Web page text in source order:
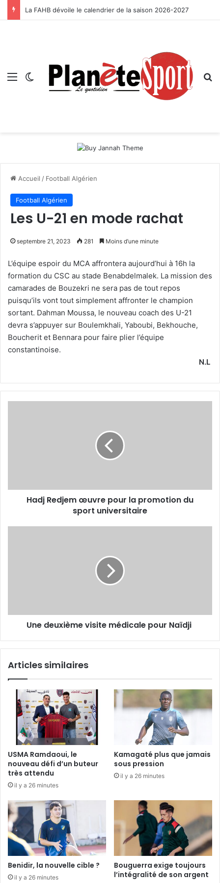
La FAHB dévoile le calendrier de la saison 2026-2027
Menu Switch skin
Accueil / Football Algérien
Football Algérien
Les U-21 en mode rachat
septembre 21, 2023 281 Moins d’une minute
L’équipe espoir du MCA affrontera aujourd’hui à 16h la
formation du CSC au stade Benabdelmalek. La mission des
camarades de Bouzekri ne sera pas de tout repos
puisqu’ils vont tout simplement affronter le champion
sortant. Dahman Moussa, le nouveau coach des U-21
devra s’appuyer sur Boulemkhali, Yaboubi, Bekhouche,
Boucherit et Bennara pour faire plier l’équipe
constantinoise.
N.L
Hadj Redjem œuvre pour la promotion du
sport universitaire
Une deuxième visite médicale pour Naïdji
Articles similaires
USMA Ramdaoui, le
nouveau défi d’un buteur
très attendu
il y a 26 minutes
Kamagaté plus que jamais
sous pression
il y a 26 minutes
Benidir, la nouvelle cible ?
il y a 26 minutes
Bouguerra exige toujours
l’intégralité de son argent